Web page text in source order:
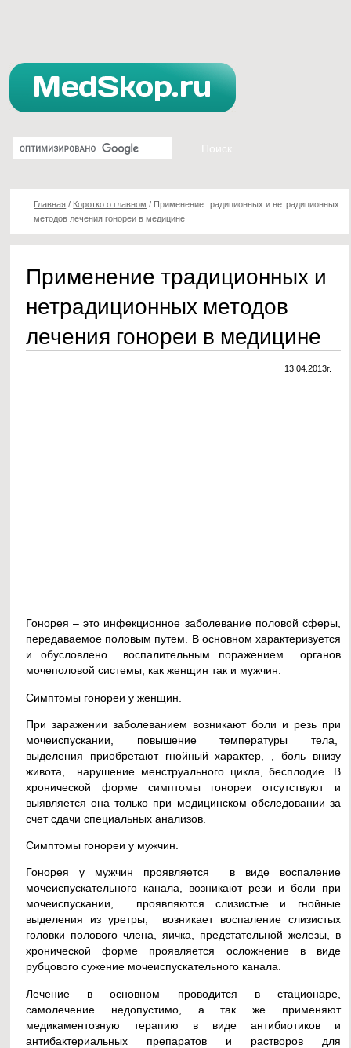
Главная / Коротко о главном / Применение традиционных и нетрадиционных
методов лечения гонореи в медицине
Применение традиционных и
нетрадиционных методов
лечения гонореи в медицине
13.04.2013г.
Гонорея – это инфекционное заболевание половой сферы,
передаваемое половым путем. В основном характеризуется
и обусловлено воспалительным поражением органов
мочеполовой системы, как женщин так и мужчин.
Симптомы гонореи у женщин.
При заражении заболеванием возникают боли и резь при
мочеиспускании, повышение температуры тела,
выделения приобретают гнойный характер, , боль внизу
живота, нарушение менструального цикла, бесплодие. В
хронической форме симптомы гонореи отсутствуют и
выявляется она только при медицинском обследовании за
счет сдачи специальных анализов.
Симптомы гонореи у мужчин.
Гонорея у мужчин проявляется в виде воспаление
мочеиспускательного канала, возникают рези и боли при
мочеиспускании, проявляются слизистые и гнойные
выделения из уретры, возникает воспаление слизистых
головки полового члена, яичка, предстательной железы, в
хронической форме проявляется осложнение в виде
рубцового сужение мочеиспускательного канала.
Лечение в основном проводится в стационаре,
самолечение недопустимо, а так же применяют
медикаментозную терапию в виде антибиотиков и
антибактериальных препаратов и растворов для